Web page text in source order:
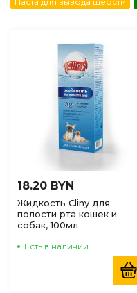
18.20 BYN
Жидкость Cliny для
полости рта кошек и
собак, 100мл
Есть в наличии